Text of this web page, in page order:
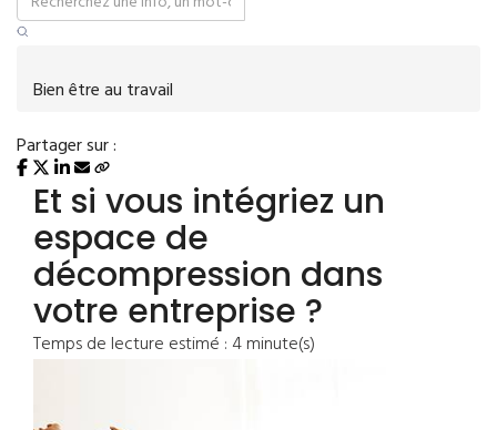
Bien être au travail
Partager sur :
Et si vous intégriez un
espace de
décompression dans
votre entreprise ?
Temps de lecture estimé : 4 minute(s)